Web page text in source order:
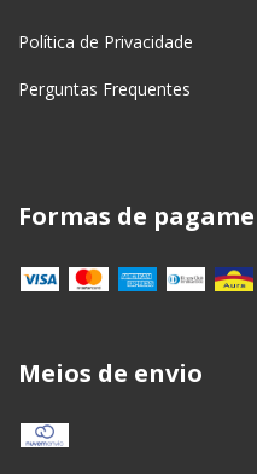
Política de Privacidade
Perguntas Frequentes
Formas de
Meios de envio